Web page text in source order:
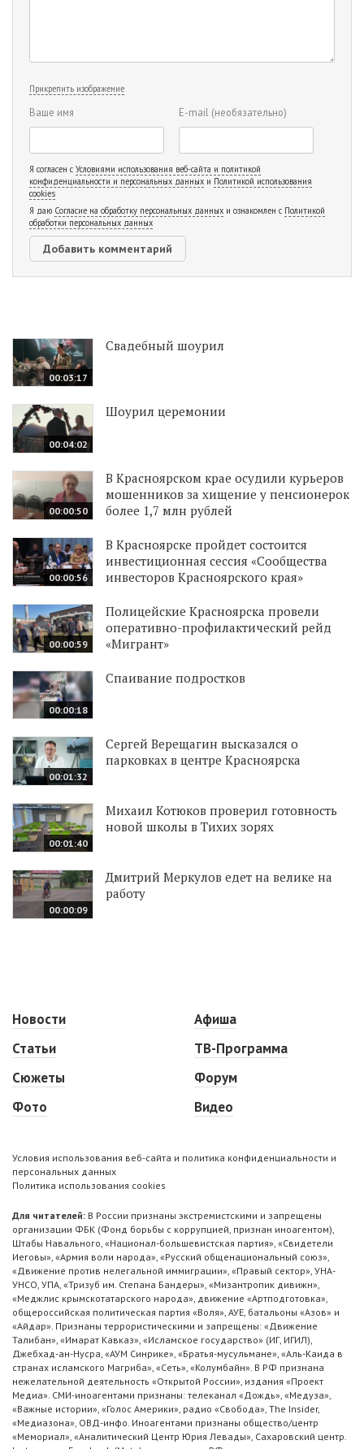
Прикрепить изображение
Ваше имя E-mail (необязательно)
Я согласен с Условиями использования веб-сайта и политикой
конфиденциальности и персональных данных и Политикой использования
cookies
Я даю Согласие на обработку персональных данных и ознакомлен с Политикой
обработки персональных данных
00:03:17
Свадебный шоурил
00:04:02
Шоурил церемонии
00:00:50
В Красноярском крае осудили курьеров
мошенников за хищение у пенсионерок
более 1,7 млн рублей
00:00:56
В Красноярске пройдет состоится
инвестиционная сессия «Сообщества
инвесторов Красноярского края»
00:00:59
Полицейские Красноярска провели
оперативно-профилактический рейд
«Мигрант»
00:00:18
Спаивание подростков
00:01:32
Сергей Верещагин высказался о
парковках в центре Красноярска
00:01:40
Михаил Котюков проверил готовность
новой школы в Тихих зорях
00:00:09
Дмитрий Меркулов едет на велике на
работу
Новости
Статьи
Сюжеты
Фото
Афиша
ТВ-Программа
Форум
Видео
Условия использования веб-сайта и политика конфиденциальности и
персональных данных
Политика использования cookies
Для читателей: В России признаны экстремистскими и запрещены
организации ФБК (Фонд борьбы с коррупцией, признан иноагентом),
Штабы Навального, «Национал-большевистская партия», «Свидетели
Иеговы», «Армия воли народа», «Русский общенациональный союз»,
«Движение против нелегальной иммиграции», «Правый сектор», УНА-
УНСО, УПА, «Тризуб им. Степана Бандеры», «Мизантропик дивижн»,
«Меджлис крымскотатарского народа», движение «Артподготовка»,
общероссийская политическая партия «Воля», АУЕ, батальоны «Азов» и
«Айдар». Признаны террористическими и запрещены: «Движение
Талибан», «Имарат Кавказ», «Исламское государство» (ИГ, ИГИЛ),
Джебхад-ан-Нусра, «АУМ Синрике», «Братья-мусульмане», «Аль-Каида в
странах исламского Магриба», «Сеть», «Колумбайн». В РФ признана
нежелательной деятельность «Открытой России», издания «Проект
Медиа». СМИ-иноагентами признаны: телеканал «Дождь», «Медуза»,
«Важные истории», «Голос Америки», радио «Свобода», The Insider,
«Медиазона», ОВД-инфо. Иноагентами признаны общество/центр
«Мемориал», «Аналитический Центр Юрия Левады», Сахаровский центр.